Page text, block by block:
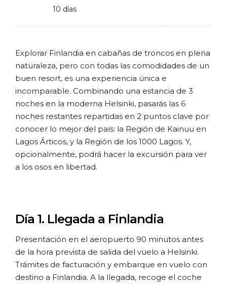
10 días
Explorar Finlandia en cabañas de troncos en plena
naturaleza, pero con todas las comodidades de un
buen resort, es una experiencia única e
incomparable. Combinando una estancia de 3
noches en la moderna Helsinki, pasarás las 6
noches restantes repartidas en 2 puntos clave por
conocer lo mejor del país: la Región de Kainuu en
Lagos Árticos, y la Región de los 1000 Lagos. Y,
opcionalmente, podrá hacer la excursión para ver
a los osos en libertad.
Día 1. Llegada a Finlandia
Presentación en el aeropuerto 90 minutos antes
de la hora prevista de salida del vuelo a Helsinki.
Trámites de facturación y embarque en vuelo con
destino a Finlandia. A la llegada, recoge el coche